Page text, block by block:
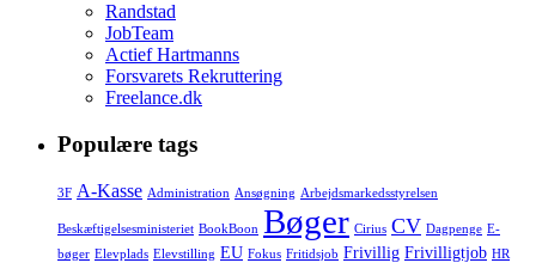
Randstad
JobTeam
Actief Hartmanns
Forsvarets Rekruttering
Freelance.dk
Populære tags
3F A-Kasse Administration Ansøgning Arbejdsmarkedsstyrelsen
Beskæftigelsesministeriet BookBoon Bøger Cirius CV Dagpenge E-
bøger Elevplads Elevstilling EU Fokus Fritidsjob Frivillig Frivilligtjob HR